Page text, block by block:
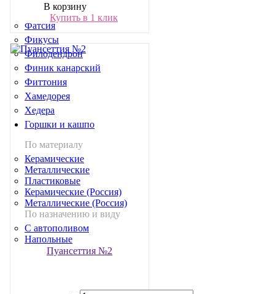
Фаленопсисы
Фатсия
Фикусы
Филодендрон
Финик канарский
Фиттония
Хамедорея
Хедера
Горшки и кашпо
По материалу
Керамические
Металлические
Пластиковые
Керамические (Россия)
Металлические (Россия)
По назначению и виду
С автополивом
Напольные
С подставкой
В корзину
Купить в 1 клик
Пуансеттия №2